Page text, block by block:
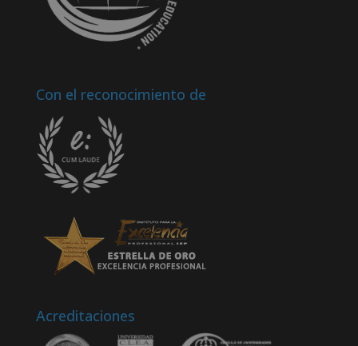
Con el reconocimiento de
Acreditaciones